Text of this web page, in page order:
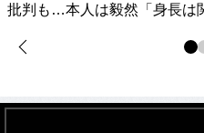
批判も…本人は毅然「身長は